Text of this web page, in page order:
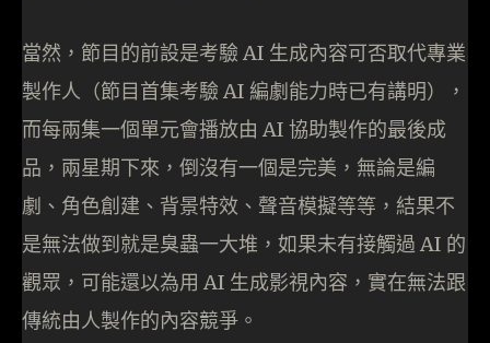
當然，節目的前設是考驗 AI 生成內容可否取代專業
製作人（節目首集考驗 AI 編劇能力時已有講明），
而每兩集一個單元會播放由 AI 協助製作的最後成
品，兩星期下來，倒沒有一個是完美，無論是編
劇、角色創建、背景特效、聲音模擬等等，結果不
是無法做到就是臭蟲一大堆，如果未有接觸過 AI 的
觀眾，可能還以為用 AI 生成影視內容，實在無法跟
傳統由人製作的內容競爭。